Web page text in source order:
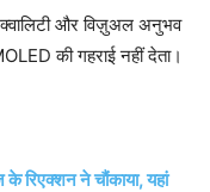
और विज़ुअल अनुभव
की गहराई नहीं देता।
रिएक्शन ने चौंकाया, यहां